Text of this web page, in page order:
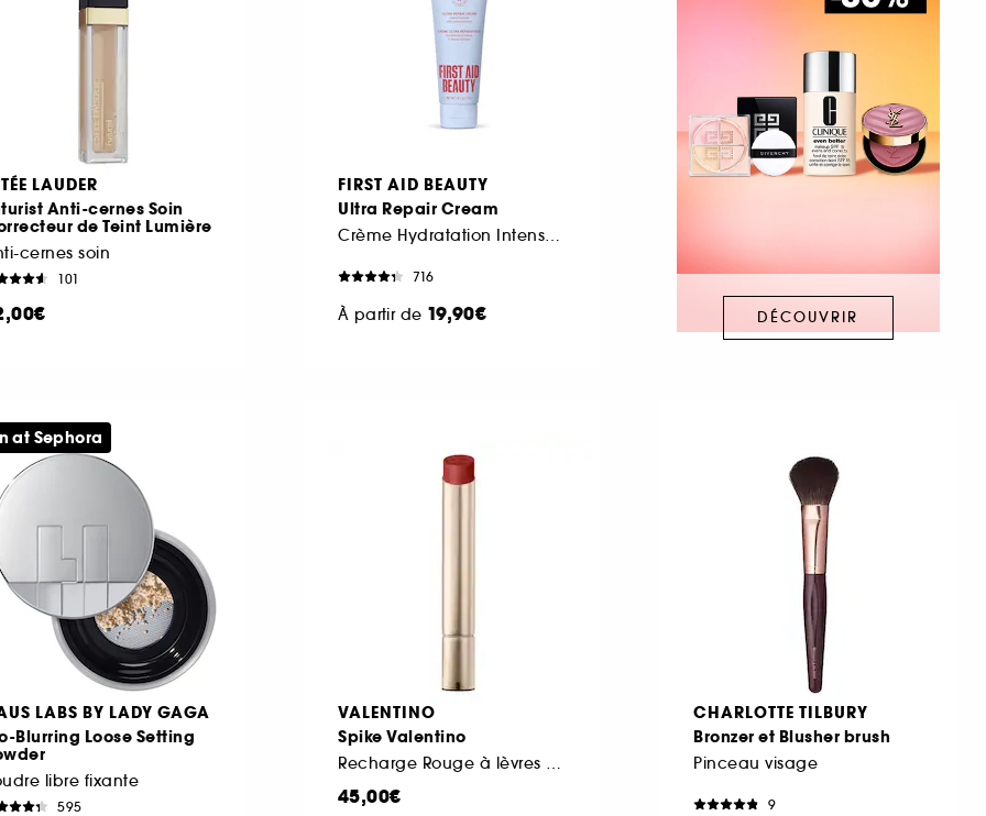
LAUDER
Anti-cernes Soin
de Teint Lumière
cernes soin
101
FIRST AID BEAUTY
Ultra Repair Cream
716
À partir de 19,90€ DÉCOUVRIR
LABS BY LADY GAGA
Blurring Loose Setting
libre fixante
595
at Sephora
VALENTINO
Spike Valentino
45,00€
CHARLOTTE TILBURY
Bronzer et Blusher brush
Pinceau visage
9